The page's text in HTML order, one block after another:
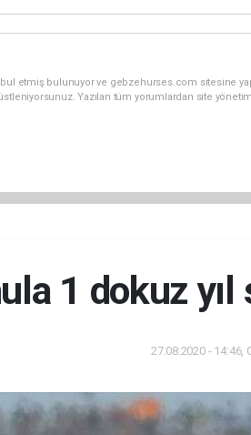
etmiş bulunuyor ve gebzehurses.com sitesine
Yazılan tüm yorumlardan site
1 dokuz
27.08.2020 - 14:46,